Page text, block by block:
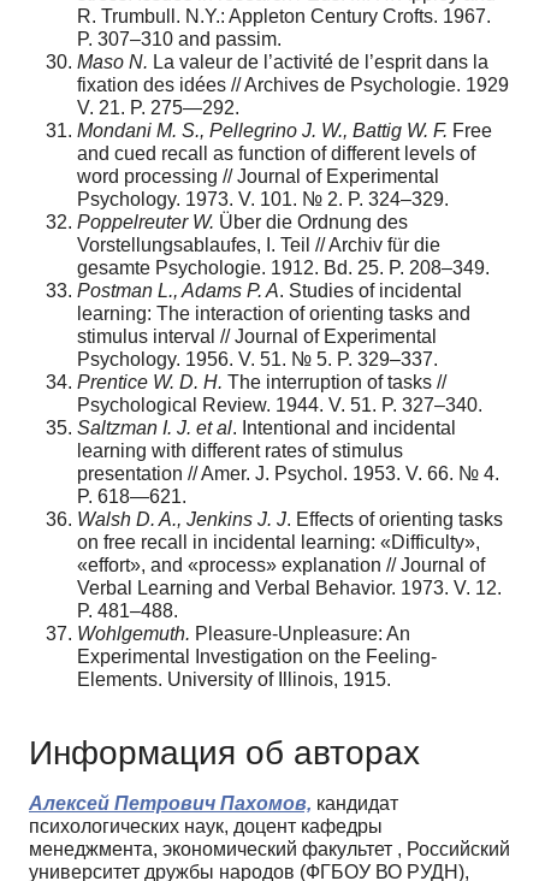
R. Trumbull. N.Y.: Appleton Century Crofts. 1967.
P. 307–310 and passim.
Maso N. La valeur de l’activité de l’esprit dans la
fixation des idées // Archives de Psychologie. 1929
V. 21. P. 275—292.
Mondani M. S., Pellegrino J. W., Battig W. F. Free
and cued recall as function of different levels of
word processing // Journal of Experimental
Psychology. 1973. V. 101. № 2. P. 324–329.
Poppelreuter W. Über die Ordnung des
Vorstellungsablaufes, I. Teil // Archiv für die
gesamte Psychologie. 1912. Bd. 25. P. 208–349.
Postman L., Adams P. A. Studies of incidental
learning: The interaction of orienting tasks and
stimulus interval // Journal of Experimental
Psychology. 1956. V. 51. № 5. P. 329–337.
Prentice W. D. H. The interruption of tasks //
Psychological Review. 1944. V. 51. P. 327–340.
Saltzman I. J. et al. Intentional and incidental
learning with different rates of stimulus
presentation // Amer. J. Psychol. 1953. V. 66. № 4.
P. 618—621.
Walsh D. A., Jenkins J. J. Effects of orienting tasks
on free recall in incidental learning: «Difficulty»,
«effort», and «process» explanation // Journal of
Verbal Learning and Verbal Behavior. 1973. V. 12.
P. 481–488.
Wohlgemuth. Pleasure-Unpleasure: An
Experimental Investigation on the Feeling-
Elements. University of Illinois, 1915.
Информация об авторах
Алексей Петрович Пахомов, кандидат
психологических наук, доцент кафедры
менеджмента, экономический факультет , Российский
университет дружбы народов (ФГБОУ ВО РУДН),